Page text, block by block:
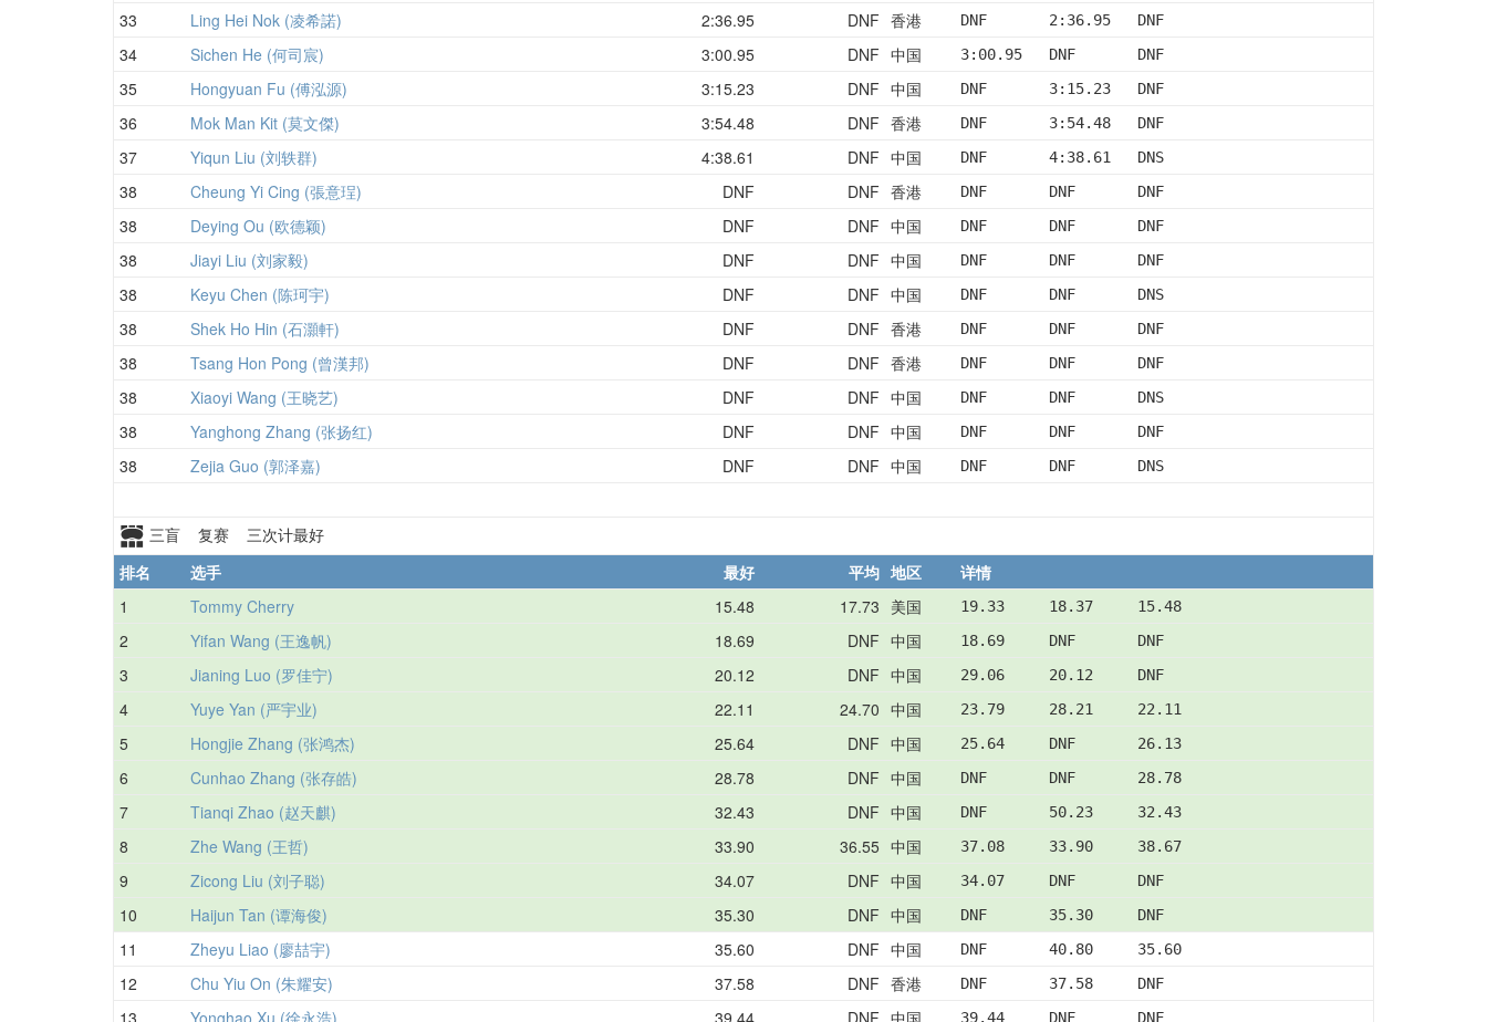
33 Ling Hei Nok (凌希諾) 2:36.95 DNF 香港 DNF       2:36.95   DNF
34 Sichen He (何司宸) 3:00.95 DNF 中国 3:00.95   DNF       DNF
35 Hongyuan Fu (傅泓源) 3:15.23 DNF 中国 DNF       3:15.23   DNF
36 Mok Man Kit (莫文傑) 3:54.48 DNF 香港 DNF       3:54.48   DNF
37 Yiqun Liu (刘轶群) 4:38.61 DNF 中国 DNF       4:38.61   DNS
38 Cheung Yi Cing (張意珵) DNF DNF 香港 DNF       DNF       DNF
38 Deying Ou (欧德颖) DNF DNF 中国 DNF       DNF       DNF
38 Jiayi Liu (刘家毅) DNF DNF 中国 DNF       DNF       DNF
38 Keyu Chen (陈珂宇) DNF DNF 中国 DNF       DNF       DNS
38 Shek Ho Hin (石灝軒) DNF DNF 香港 DNF       DNF       DNF
38 Tsang Hon Pong (曾漢邦) DNF DNF 香港 DNF       DNF       DNF
38 Xiaoyi Wang (王晓艺) DNF DNF 中国 DNF       DNF       DNS
38 Yanghong Zhang (张扬红) DNF DNF 中国 DNF       DNF       DNF
38 Zejia Guo (郭泽嘉) DNF DNF 中国 DNF       DNF       DNS
三盲 复赛 三次计最好
排名
选手 最好 平均 地区
详情
1
Tommy Cherry 15.48 17.73 美国 19.33     18.37     15.48
2 Yifan Wang (王逸帆) 18.69 DNF 中国 18.69     DNF       DNF
3 Jianing Luo (罗佳宁) 20.12 DNF 中国 29.06     20.12     DNF
4 Yuye Yan (严宇业) 22.11 24.70 中国 23.79     28.21     22.11
5 Hongjie Zhang (张鸿杰) 25.64 DNF 中国 25.64     DNF       26.13
6 Cunhao Zhang (张存皓) 28.78 DNF 中国 DNF       DNF       28.78
7 Tianqi Zhao (赵天麒) 32.43 DNF 中国 DNF       50.23     32.43
8 Zhe Wang (王哲) 33.90 36.55 中国 37.08     33.90     38.67
9 Zicong Liu (刘子聪) 34.07 DNF 中国 34.07     DNF       DNF
10 Haijun Tan (谭海俊) 35.30 DNF 中国 DNF       35.30     DNF
11 Zheyu Liao (廖喆宇) 35.60 DNF 中国 DNF       40.80     35.60
12 Chu Yiu On (朱耀安) 37.58 DNF 香港 DNF       37.58     DNF
13 Yonghao Xu (徐永浩) 39.44 DNF 中国 39.44     DNF       DNF